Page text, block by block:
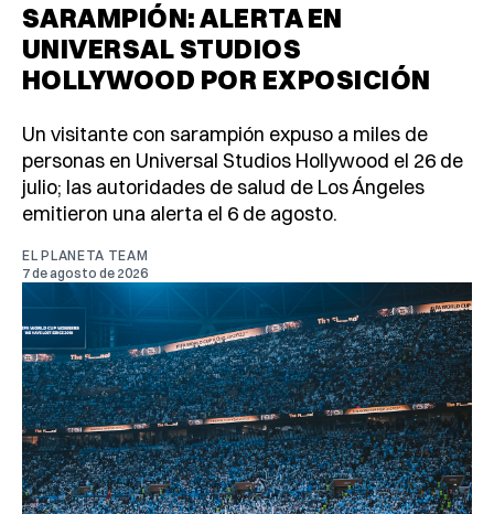
SARAMPIÓN: ALERTA EN
UNIVERSAL STUDIOS
HOLLYWOOD POR EXPOSICIÓN
Un visitante con sarampión expuso a miles de
personas en Universal Studios Hollywood el 26 de
julio; las autoridades de salud de Los Ángeles
emitieron una alerta el 6 de agosto.
EL PLANETA TEAM
7 de agosto de 2026